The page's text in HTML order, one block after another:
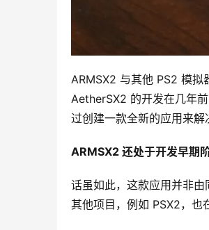
ARMSX2 与其他 PS2 模
AetherSX2 的开发在几年
过创建一款全新的应用来解
ARMSX2 还处于开发早期
话虽如此，这款应用并非
其他项目，例如 PSX2，也